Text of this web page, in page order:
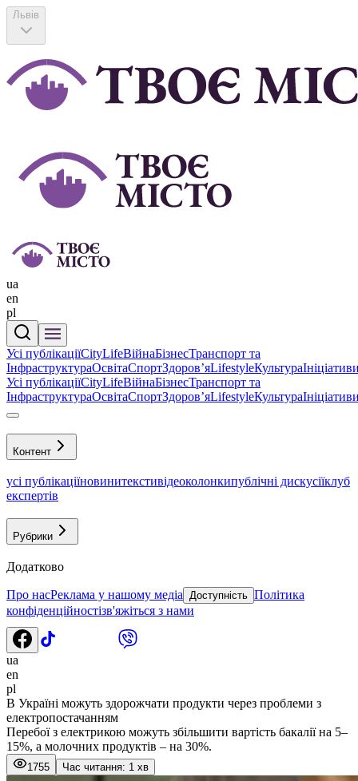
Львів
ua
en
pl
Усі публікаціїCityLifeВійнаБізнесТранспорт та
ІнфраструктураОсвітаСпортЗдоровʼяLifestyleКультура
Усі публікаціїCityLifeВійнаБізнесТранспорт та
ІнфраструктураОсвітаСпортЗдоровʼяLifestyleКультура
Контент
усі публікаціїновинитекстивідеоколонкипублічні дискусіїклуб
експертів
Рубрики
Додатково
Про насРеклама у нашому медіа Доступність Політика
конфіденційностізв'яжіться з нами
ua
en
pl
В Україні можуть здорожчати продукти через проблеми з
електропостачанням
Перебої з електрикою можуть збільшити вартість бакалії на 5–
15%, а молочних продуктів – на 30%.
1755 Час читання: 1 хв